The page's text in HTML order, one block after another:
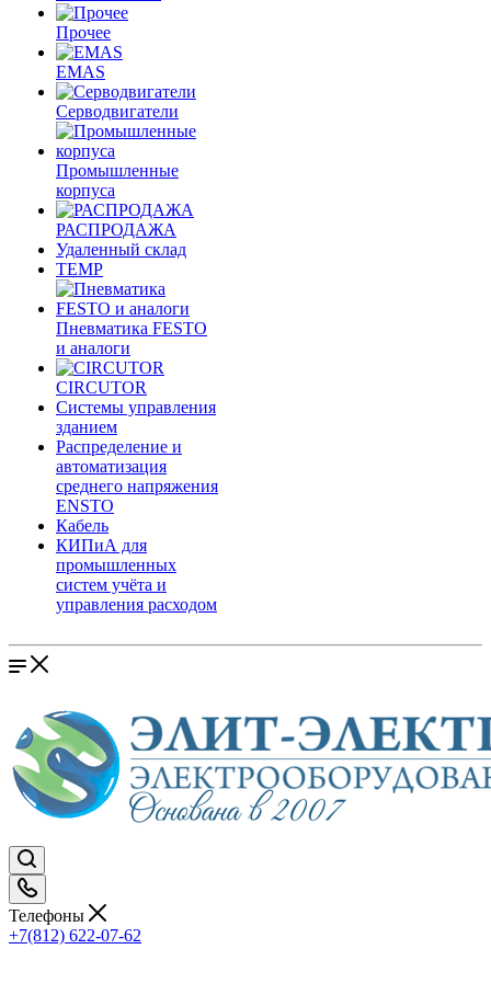
Прочее
EMAS
Cерводвигатели
Промышленные
корпуса
РАСПРОДАЖА
Удаленный склад
TEMP
Пневматика FESTO
и аналоги
CIRCUTOR
Системы управления
зданием
Распределение и
автоматизация
среднего напряжения
ENSTO
Кабель
КИПиА для
промышленных
систем учёта и
управления расходом
Телефоны
+7(812) 622-07-62